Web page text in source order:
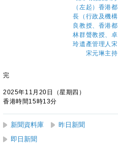
完
2025年11月20日（星期四）
香港時間15時13分
新聞資料庫 昨日新聞
即日新聞